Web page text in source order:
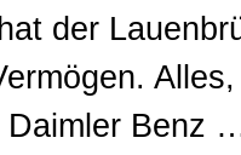
der
Benz